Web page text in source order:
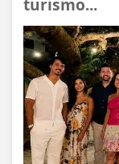
turismo...